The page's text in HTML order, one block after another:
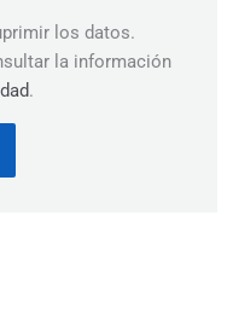
los datos.
la información
.